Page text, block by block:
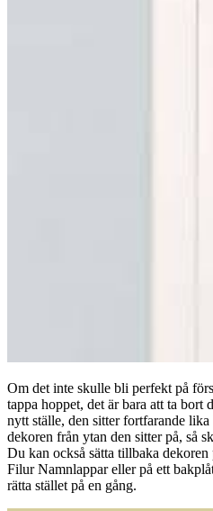
Om det inte skulle bli perfekt på
tappa hoppet, det är bara att ta bort
nytt ställe, den sitter fortfarande
dekoren från ytan den sitter på, så
Du kan också sätta tillbaka
Filur Namnlappar eller på ett
rätta stället på en gång.